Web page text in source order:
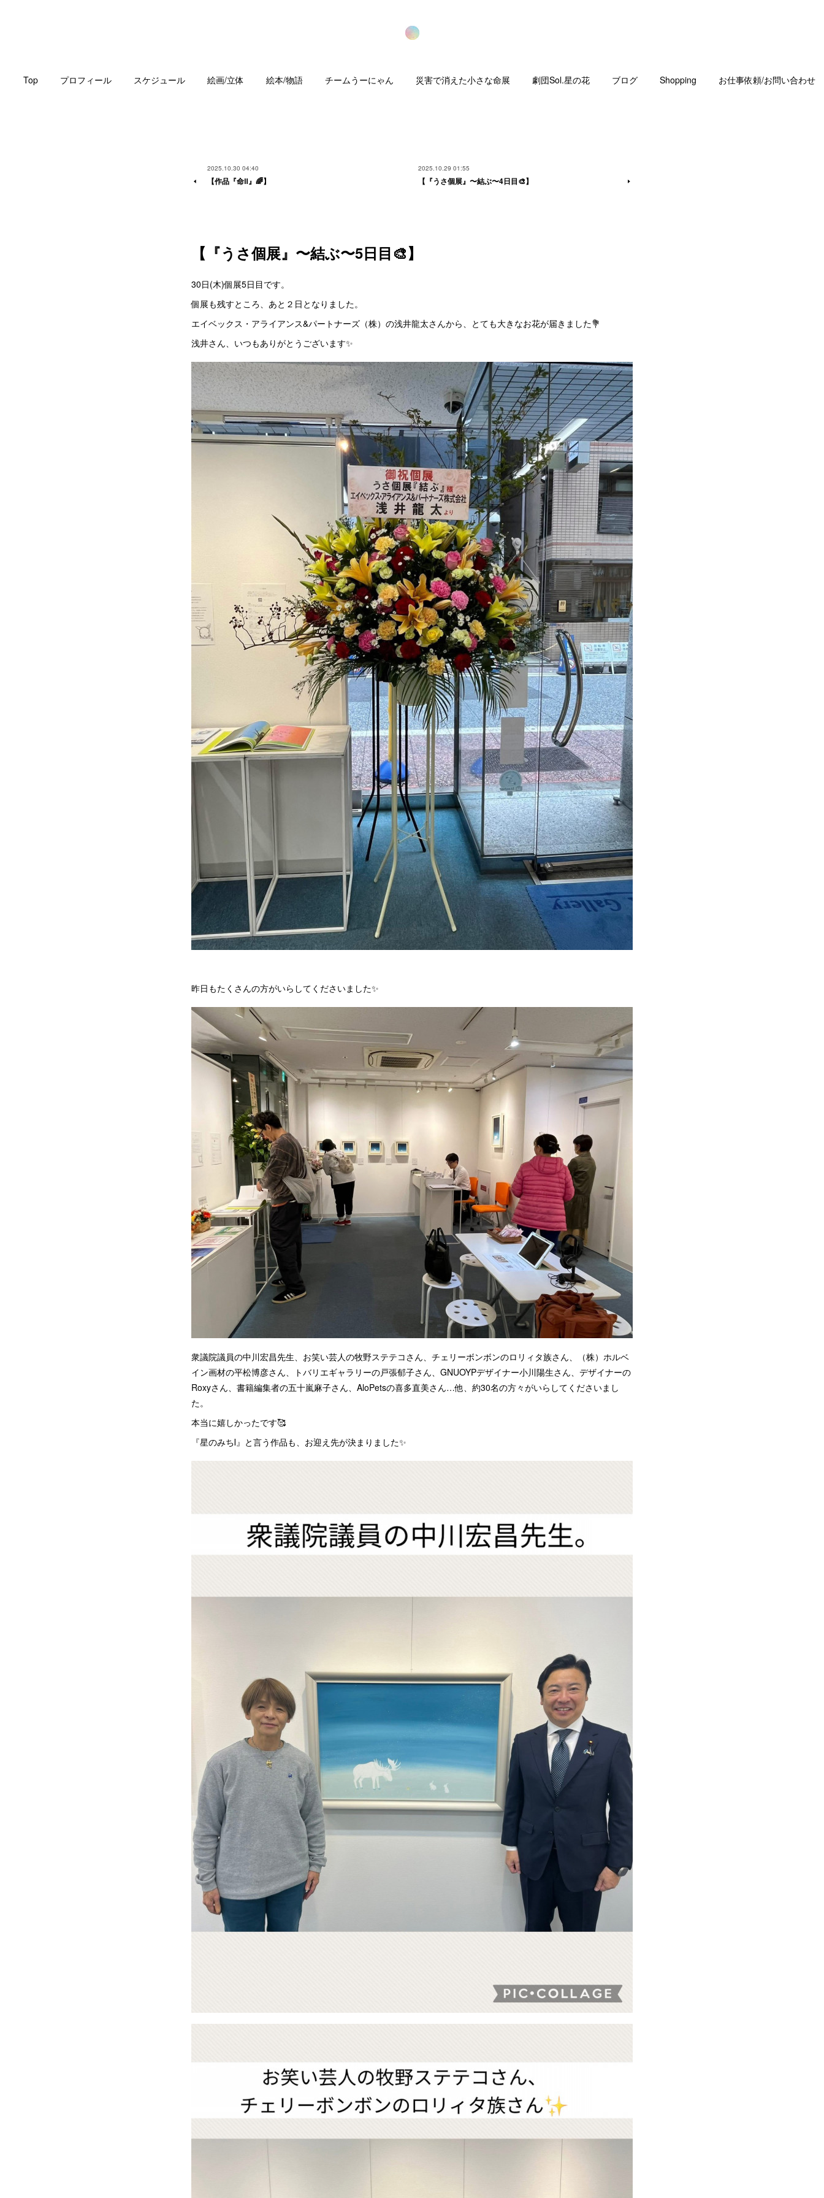
Top プロフィール スケジュール 絵画/立体 絵本/物語 チームうーにゃん 災害で消えた小さな命展 劇団Sol.星の花 ブログ Shopping お仕事依頼/お問い合わせ
2025.10.30 04:40
【作品『命Ⅱ』🌈】
2025.10.29 01:55
【『うさ個展』〜結ぶ〜4日目🎨】
【『うさ個展』〜結ぶ〜5日目🎨】
30日(木)個展5日目です。
個展も残すところ、あと２日となりました。
エイベックス・アライアンス&パートナーズ（株）の浅井龍太さんから、とても大きなお花が届きました💐
浅井さん、いつもありがとうございます✨
昨日もたくさんの方がいらしてくださいました✨
衆議院議員の中川宏昌先生、お笑い芸人の牧野ステテコさん、チェリーボンボンのロリィタ族さん、（株）ホルベ
イン画材の平松博彦さん、トバリエギャラリーの戸張郁子さん、GNUOYPデザイナー小川陽生さん、デザイナーの
Roxyさん、書籍編集者の五十嵐麻子さん、AloPetsの喜多直美さん…他、約30名の方々がいらしてくださいまし
た。
本当に嬉しかったです🥰
『星のみちⅠ』と言う作品も、お迎え先が決まりました✨